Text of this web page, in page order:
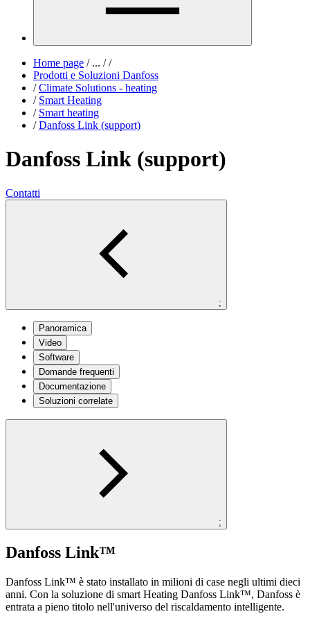
Home page /... / /
Prodotti e Soluzioni Danfoss
/ Climate Solutions - heating
/ Smart Heating
/ Smart heating
/ Danfoss Link (support)
Danfoss Link (support)
Contatti
;
Panoramica
Video
Software
Domande frequenti
Documentazione
Soluzioni correlate
;
Danfoss Link™
Danfoss Link™ è stato installato in milioni di case negli ultimi dieci
anni. Con la soluzione di smart Heating Danfoss Link™, Danfoss è
entrata a pieno titolo nell'universo del riscaldamento intelligente.